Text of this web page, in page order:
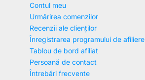
Contul meu
Urmărirea comenzilor
Recenzii ale clienților
Înregistrarea programului de afiliere
Tablou de bord afiliat
Persoană de contact
Întrebări frecvente